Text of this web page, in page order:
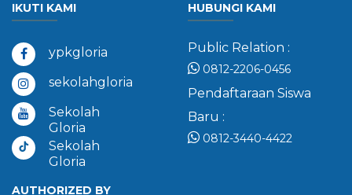
IKUTI KAMI
ypkgloria
sekolahgloria
Sekolah
Gloria
Sekolah
Gloria
HUBUNGI KAMI
Public Relation :
0812-2206-0456
Pendaftaraan Siswa
Baru :
0812-3440-4422
AUTHORIZED BY